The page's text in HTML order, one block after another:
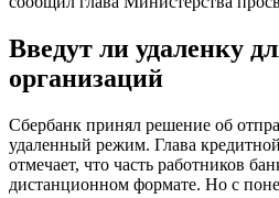
Уже на протяжении двух лет
мира живут в условиях пандемии и
если да, то когда. Так, в конце
что в 2022 году можно больше не
коронавирусной инфекции, однако,
говорить о завершении еще рано.